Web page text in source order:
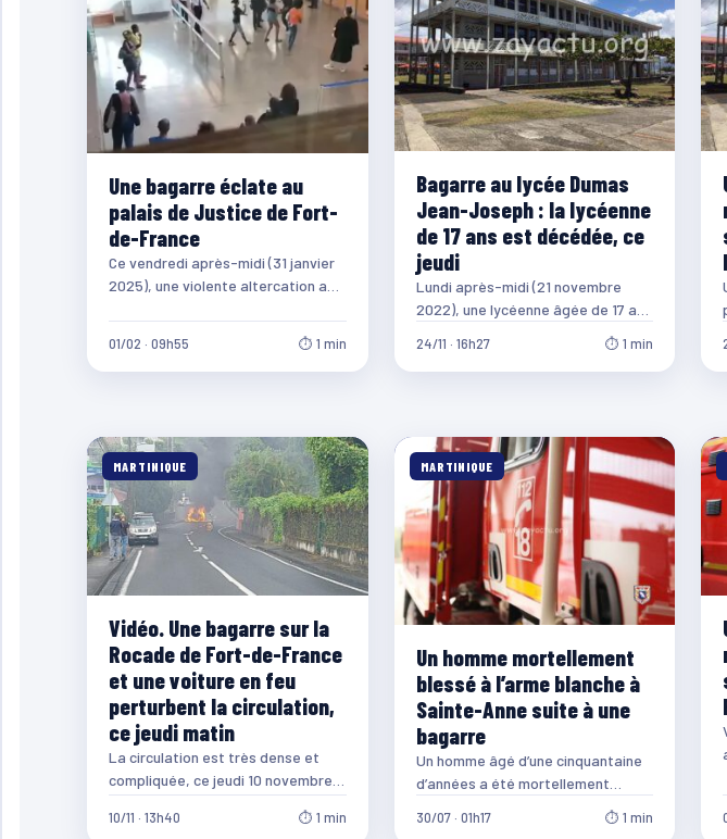
Une bagarre éclate au
palais de Justice de Fort-
de-France
Ce vendredi après-midi (31 janvier
2025), une violente altercation a
01/02 · 09h55 ⏱ 1 min
Bagarre au lycée Dumas
Jean-Joseph : la lycéenne
de 17 ans est décédée, ce
jeudi
Lundi après-midi (21 novembre
2022), une lycéenne âgée de 17 ans
24/11 · 16h27 ⏱ 1 min
MARTINIQUE
Vidéo. Une bagarre sur la
Rocade de Fort-de-France
et une voiture en feu
perturbent la circulation,
ce jeudi matin
La circulation est très dense et
compliquée, ce jeudi 10 novembre
notre…
10/11 · 13h40 ⏱ 1 min
MARTINIQUE
Un homme mortellement
blessé à l’arme blanche à
Sainte-Anne suite à une
bagarre
Un homme âgé d’une cinquantaine
d’années a été mortellement
vendredi soir (29 juillet…
30/07 · 01h17 ⏱ 1 min